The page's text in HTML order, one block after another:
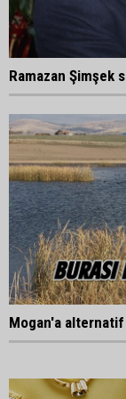
Ramazan Şimşek
Mogan'a